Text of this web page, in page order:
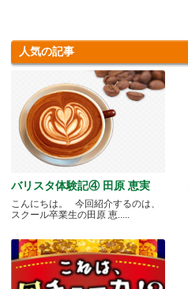
人気の記事
バリスタ体験記④ 田原 恵実
こんにちは。 今回紹介するのは、
スクール卒業生の田原 恵.....